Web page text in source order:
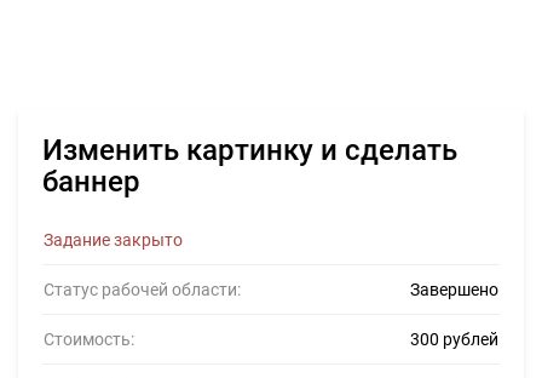
Изменить картинку и сделать
баннер
Задание закрыто
Статус рабочей области: Завершено
Стоимость: 300 рублей